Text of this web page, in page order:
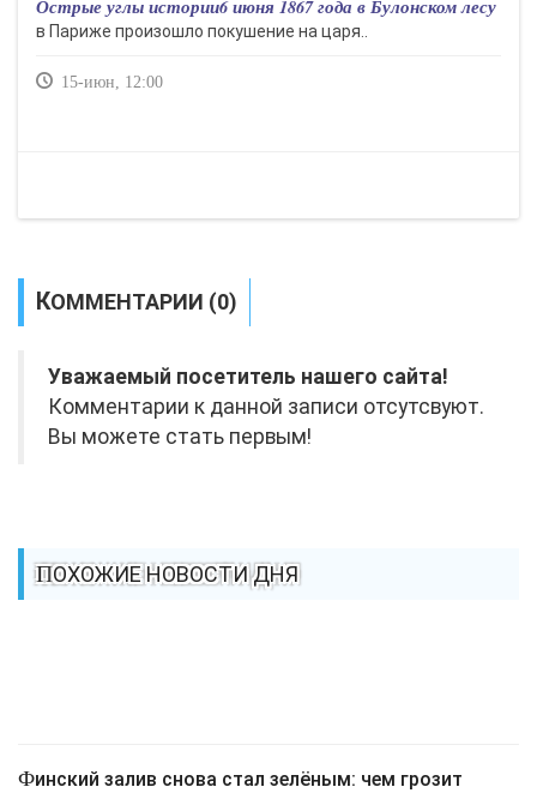
Острые углы истории6 июня 1867 года в Булонском лесу
в Париже произошло покушение на царя..
15-июн, 12:00
КОММЕНТАРИИ (0)
Уважаемый посетитель нашего сайта!
Комментарии к данной записи отсутсвуют.
Вы можете стать первым!
ПОХОЖИЕ НОВОСТИ ДНЯ
Финский залив снова стал зелёным: чем грозит